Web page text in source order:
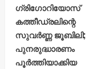
ഗ്രിഗോറിയോസ്
കത്തീഡ്രലിന്റെ
സുവർണ്ണ ജൂബിലി;
പുനരുദ്ധാരണം
പൂർത്തിയാക്കിയ